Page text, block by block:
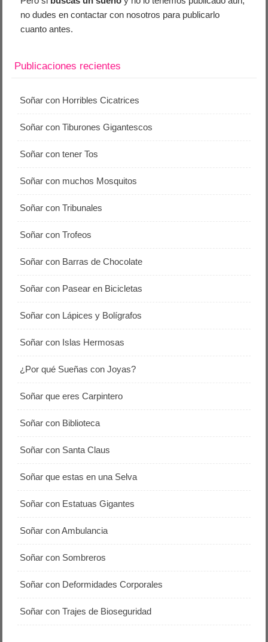
no dudes en contactar con nosotros para publicarlo
cuanto antes.
Publicaciones recientes
Soñar con Horribles Cicatrices
Soñar con Tiburones Gigantescos
Soñar con tener Tos
Soñar con muchos Mosquitos
Soñar con Tribunales
Soñar con Trofeos
Soñar con Barras de Chocolate
Soñar con Pasear en Bicicletas
Soñar con Lápices y Bolígrafos
Soñar con Islas Hermosas
¿Por qué Sueñas con Joyas?
Soñar que eres Carpintero
Soñar con Biblioteca
Soñar con Santa Claus
Soñar que estas en una Selva
Soñar con Estatuas Gigantes
Soñar con Ambulancia
Soñar con Sombreros
Soñar con Deformidades Corporales
Soñar con Trajes de Bioseguridad